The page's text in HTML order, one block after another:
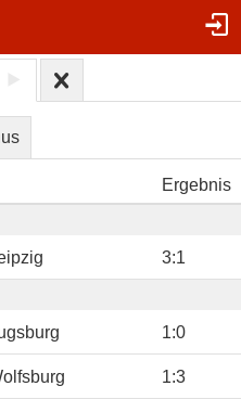
Ergebnis
3:1
1:0
1:3